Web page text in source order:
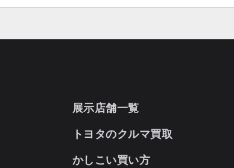
展示店舗一覧
トヨタのクルマ買取
かしこい買い方